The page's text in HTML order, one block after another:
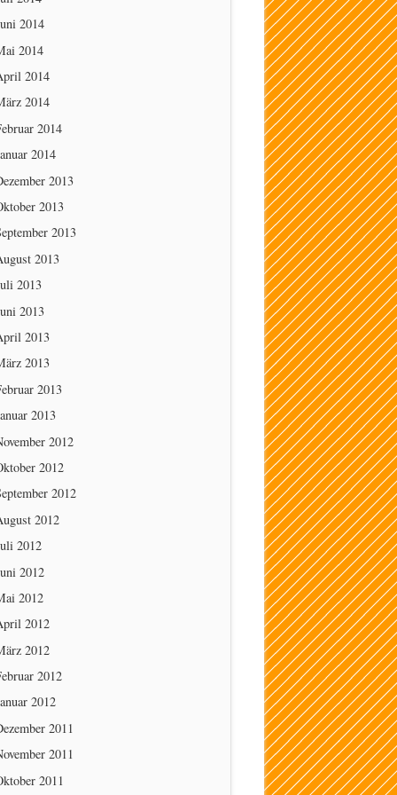
2014
2014
2014
2014
2014
2014
2013
2013
2013
2013
2013
2013
2013
2013
2013
2013
2012
2012
2012
2012
2012
2012
2012
2012
2012
2012
2012
2011
2011
2011